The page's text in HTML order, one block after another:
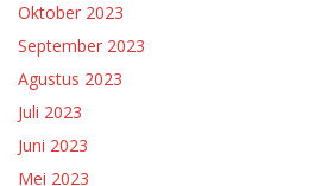
Oktober 2023
September 2023
Agustus 2023
Juli 2023
Juni 2023
Mei 2023